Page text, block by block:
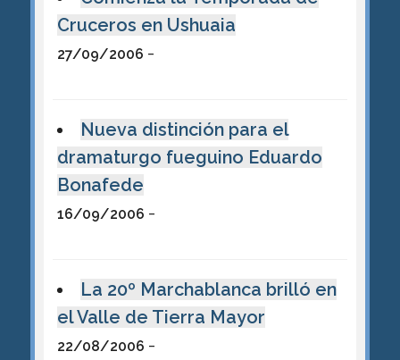
Cruceros en Ushuaia
27/09/2006 -
Nueva distinción para el
dramaturgo fueguino Eduardo
Bonafede
16/09/2006 -
La 20º Marchablanca brilló en
el Valle de Tierra Mayor
22/08/2006 -